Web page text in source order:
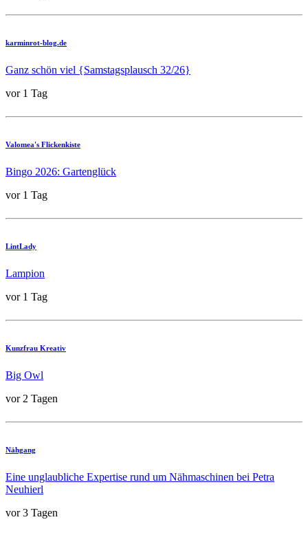
karminrot-blog.de
Ganz schön viel {Samstagsplausch 32/26}
vor 1 Tag
Valomea's Flickenkiste
Bingo 2026: Gartenglück
vor 1 Tag
LintLady
Lampion
vor 1 Tag
Kunzfrau Kreativ
Big Owl
vor 2 Tagen
Nähgang
Eine unglaubliche Expertise rund um Nähmaschinen bei Petra
Neuhierl
vor 3 Tagen